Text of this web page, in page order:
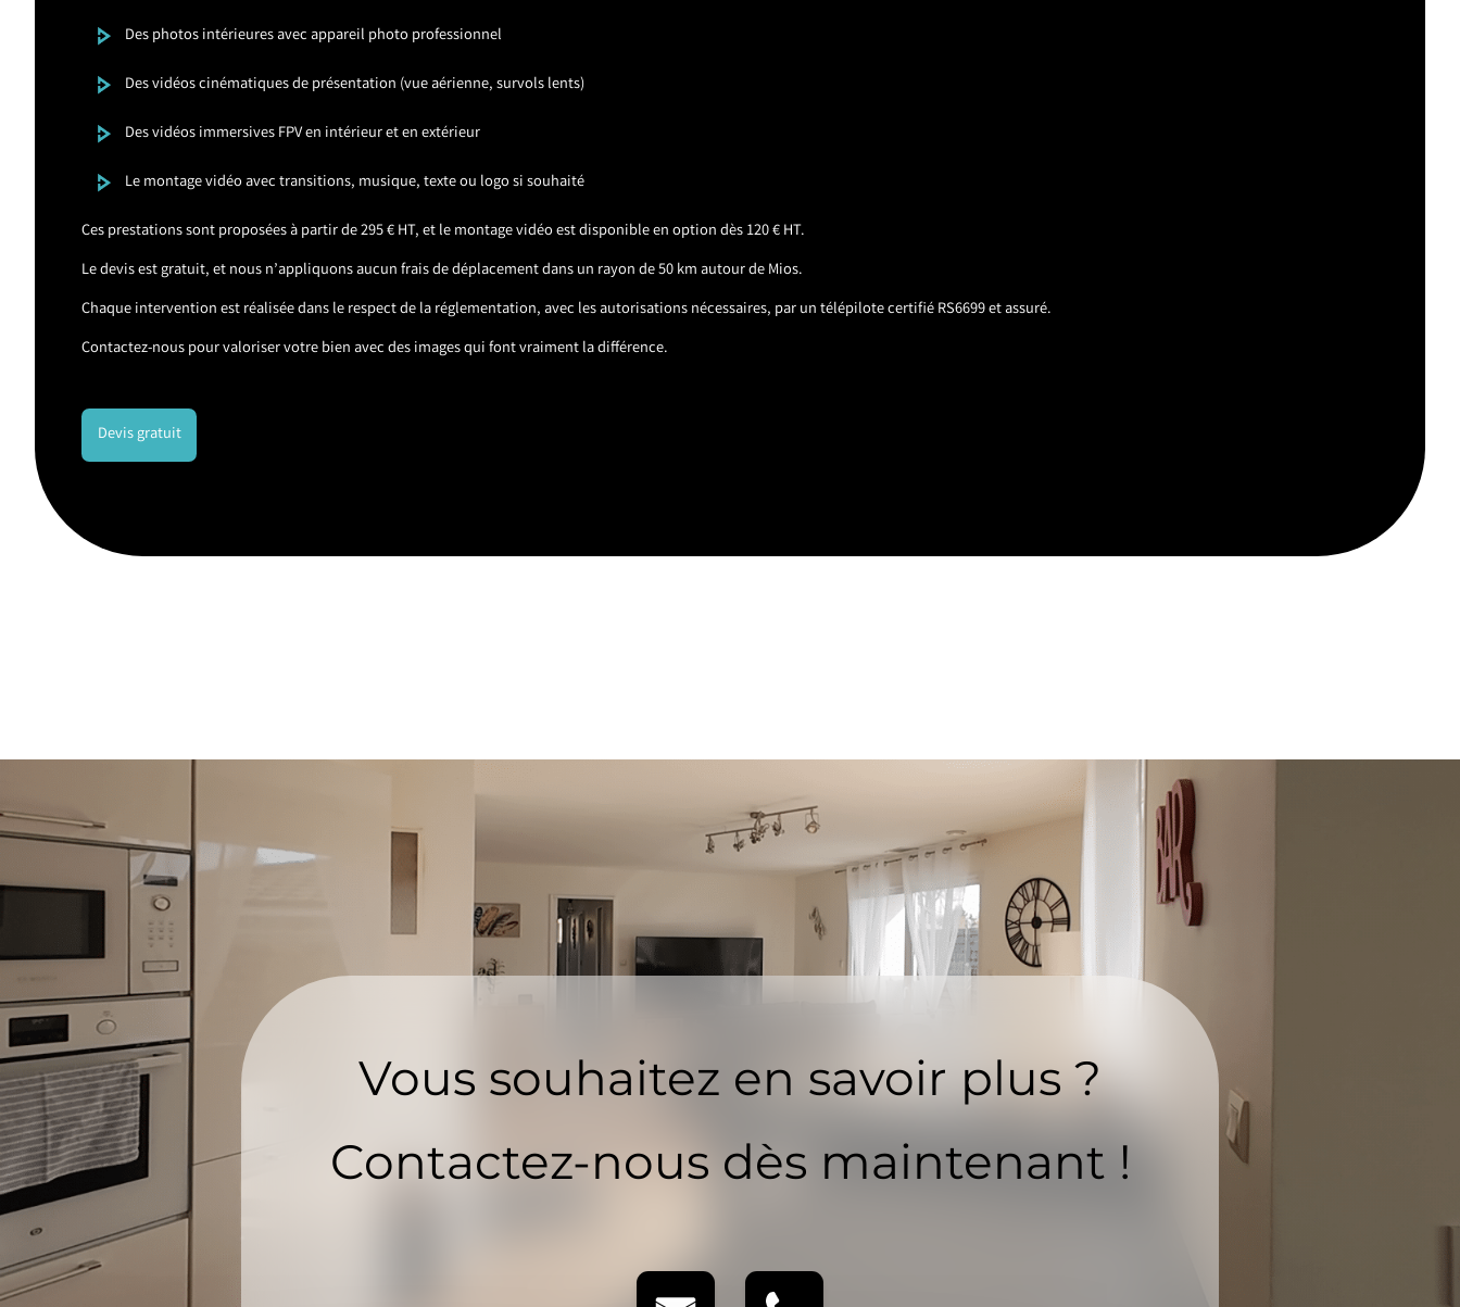
Des photos intérieures avec appareil photo professionnel
Des vidéos cinématiques de présentation (vue aérienne, survols lents)
Des vidéos immersives FPV en intérieur et en extérieur
Le montage vidéo avec transitions, musique, texte ou logo si souhaité
Ces prestations sont proposées à partir de 295 € HT, et le montage vidéo est disponible en option dès 120 € HT.
Le devis est gratuit, et nous n’appliquons aucun frais de déplacement dans un rayon de 50 km autour de Mios.
Chaque intervention est réalisée dans le respect de la réglementation, avec les autorisations nécessaires, par un télépilote certifié RS6699 et assuré.
Contactez-nous pour valoriser votre bien avec des images qui font vraiment la différence.
Devis gratuit
Vous souhaitez en savoir plus ?
Contactez-nous dès maintenant !